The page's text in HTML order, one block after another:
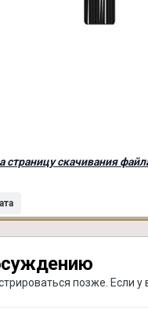
страницу скачивания
позже. Если у